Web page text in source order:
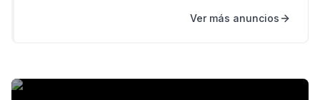
Ver más anuncios